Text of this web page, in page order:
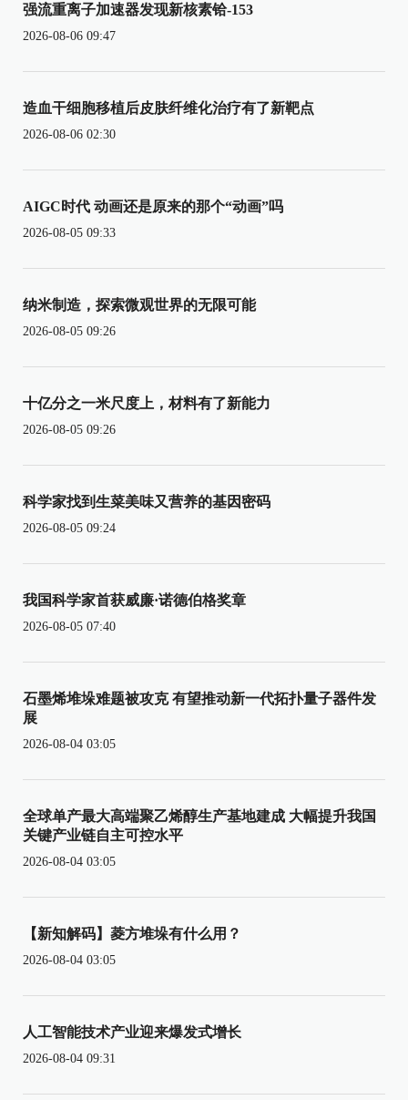
强流重离子加速器发现新核素铪-153
2026-08-06 09:47
造血干细胞移植后皮肤纤维化治疗有了新靶点
2026-08-06 02:30
AIGC时代 动画还是原来的那个“动画”吗
2026-08-05 09:33
纳米制造，探索微观世界的无限可能
2026-08-05 09:26
十亿分之一米尺度上，材料有了新能力
2026-08-05 09:26
科学家找到生菜美味又营养的基因密码
2026-08-05 09:24
我国科学家首获威廉·诺德伯格奖章
2026-08-05 07:40
石墨烯堆垛难题被攻克 有望推动新一代拓扑量子器件发
展
2026-08-04 03:05
全球单产最大高端聚乙烯醇生产基地建成 大幅提升我国
关键产业链自主可控水平
2026-08-04 03:05
【新知解码】菱方堆垛有什么用？
2026-08-04 03:05
人工智能技术产业迎来爆发式增长
2026-08-04 09:31